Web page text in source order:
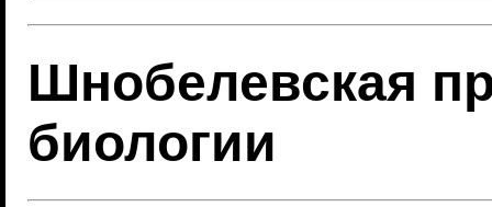
Шнобелевская
биологии